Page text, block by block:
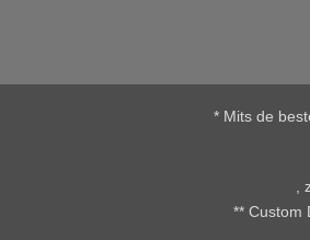
* Mits de
,
** Custom